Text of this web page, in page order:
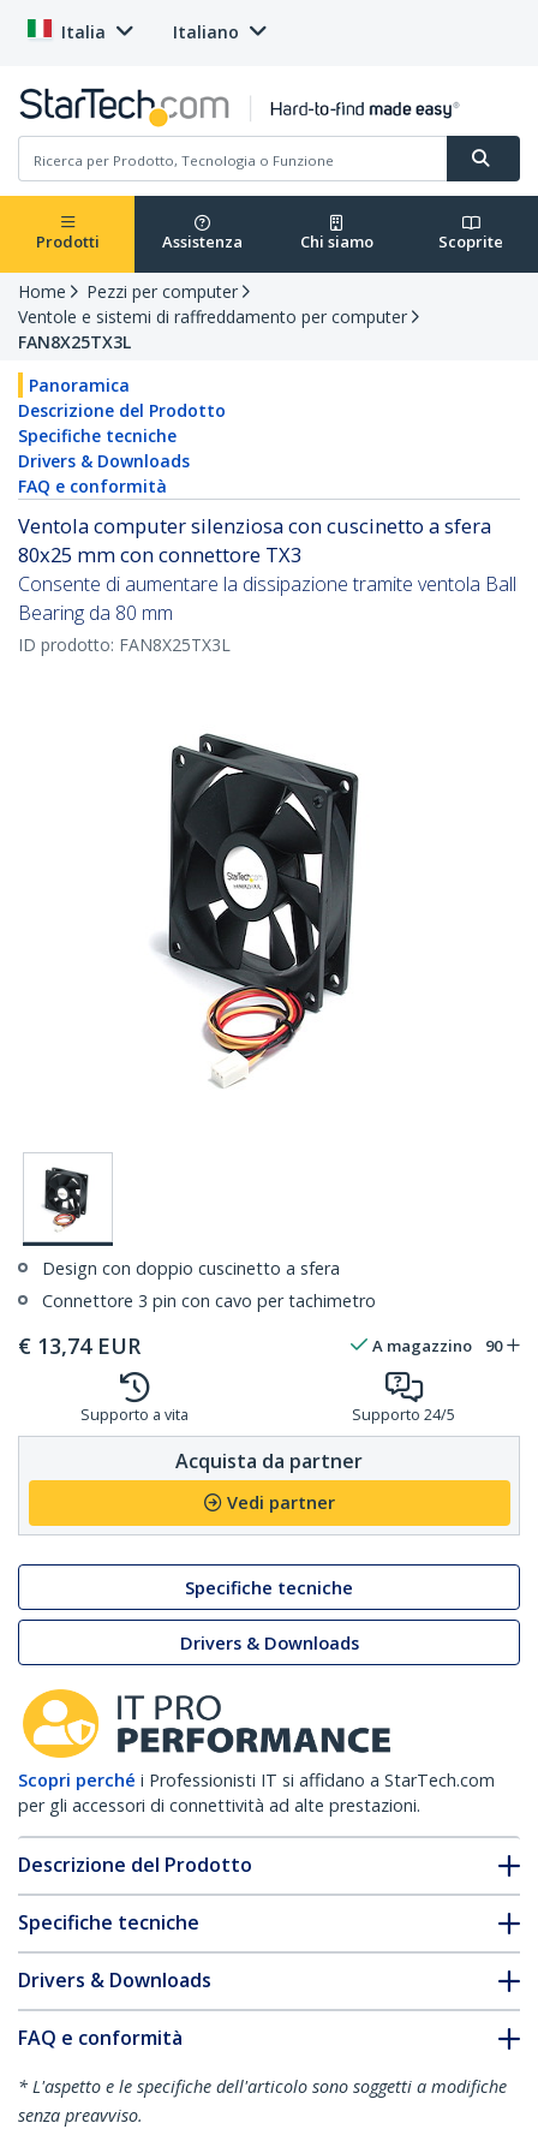
Italia Italiano
Prodotti Assistenza Chi siamo Scoprite
Home
Pezzi per computer
Ventole e sistemi di raffreddamento per computer
FAN8X25TX3L
Panoramica
Descrizione del Prodotto
Specifiche tecniche
Drivers & Downloads
FAQ e conformità
Ventola computer silenziosa con cuscinetto a sfera
80x25 mm con connettore TX3
Consente di aumentare la dissipazione tramite ventola Ball
Bearing da 80 mm
ID prodotto: FAN8X25TX3L
Design con doppio cuscinetto a sfera
Connettore 3 pin con cavo per tachimetro
€ 13,74 EUR A magazzino 90
Supporto a vita Supporto 24/5
Acquista da partner
Vedi partner
Specifiche tecniche
Drivers & Downloads
Scopri perché i Professionisti IT si affidano a StarTech.com
per gli accessori di connettività ad alte prestazioni.
Descrizione del Prodotto
Specifiche tecniche
Drivers & Downloads
FAQ e conformità
* L'aspetto e le specifiche dell'articolo sono soggetti a modifiche
senza preavviso.